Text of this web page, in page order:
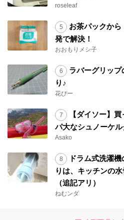
roseleaf
お茶パックか
発で解決！
おおもりメシ子
ラバーグリップ
り♪
花ぴー
【ダイソー】
パ大なシュノーケ
Asako
ドラム式洗濯
りは、キッチンの
（追記アリ）
ねむンダ